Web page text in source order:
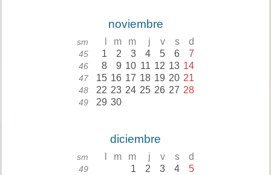
noviembre
sm m m j v s d
45 1 2 3 4 5 6 7
46 8 9 10 11 12 13 14
47 15 16 17 18 19 20 21
48 22 23 24 25 26 27 28
49 29 30
diciembre
sm m m j v s d
49 1 2 3 4 5